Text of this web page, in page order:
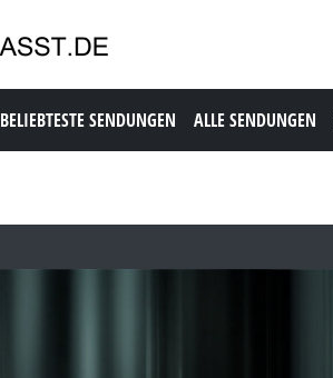
BELIEBTESTE SENDUNGEN ALLE SENDUNGEN